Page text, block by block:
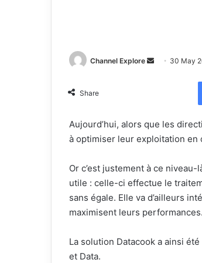
Channel Explore
e
a
i
l
30 May
Share
Aujourd’hui, alors que les
à optimiser leur exploitation en
Or c’est justement à ce
utile : celle-ci effectue le
sans égale. Elle va d’ailleurs
maximisent leurs performances.
La solution Datacook a ainsi
et Data.